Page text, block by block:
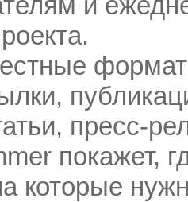
пресс-
покажет,
которые